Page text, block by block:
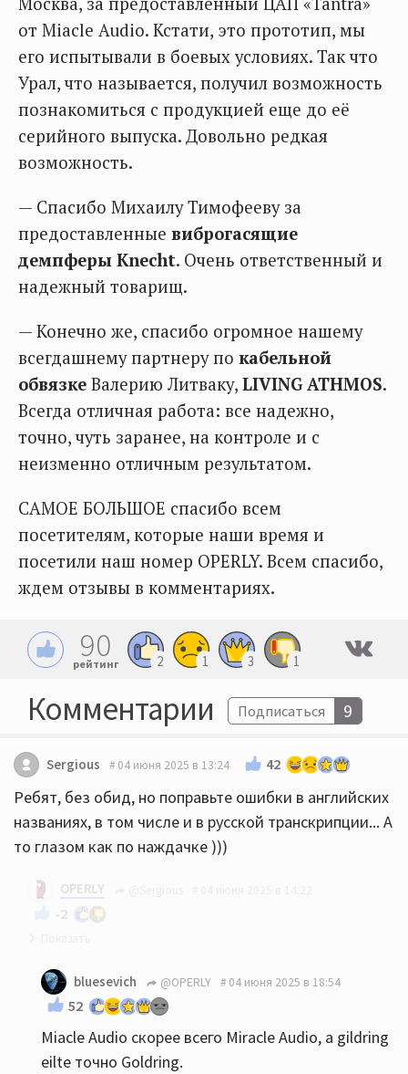
от Miacle Audio. Кстати, это прототип, мы
его испытывали в боевых условиях. Так что
Урал, что называется, получил возможность
познакомиться с продукцией еще до её
серийного выпуска. Довольно редкая
возможность.
— Спасибо Михаилу Тимофееву за
предоставленные виброгасящие
демпферы Knecht. Очень ответственный и
надежный товарищ.
— Конечно же, спасибо огромное нашему
всегдашнему партнеру по кабельной
обвязке Валерию Литваку, LIVING ATHMOS.
Всегда отличная работа: все надежно,
точно, чуть заранее, на контроле и с
неизменно отличным результатом.
САМОЕ БОЛЬШОЕ спасибо всем
посетителям, которые наши время и
посетили наш номер OPERLY. Всем спасибо,
ждем отзывы в комментариях.
90
рейтинг 2 1 3 1
Комментарии Подписаться 9
Sergious 04 июня 2025 в 13:24 42
Ребят, без обид, но поправьте ошибки в английских
названиях, в том числе и в русской транскрипции... А
то глазом как по наждачке )))
OPERLY
-2
если не трудно, покажите, где именно? Названия
оборудования, винил и цифра - честный копипаст
от предоставленной стороны. Что прислали, то и
помещено. Или еще где-то?
bluesevich @OPERLY 04 июня 2025 в 18:54
52
Miacle Audio скорее всего Miracle Audio, а gildring
eilte точно Goldring.